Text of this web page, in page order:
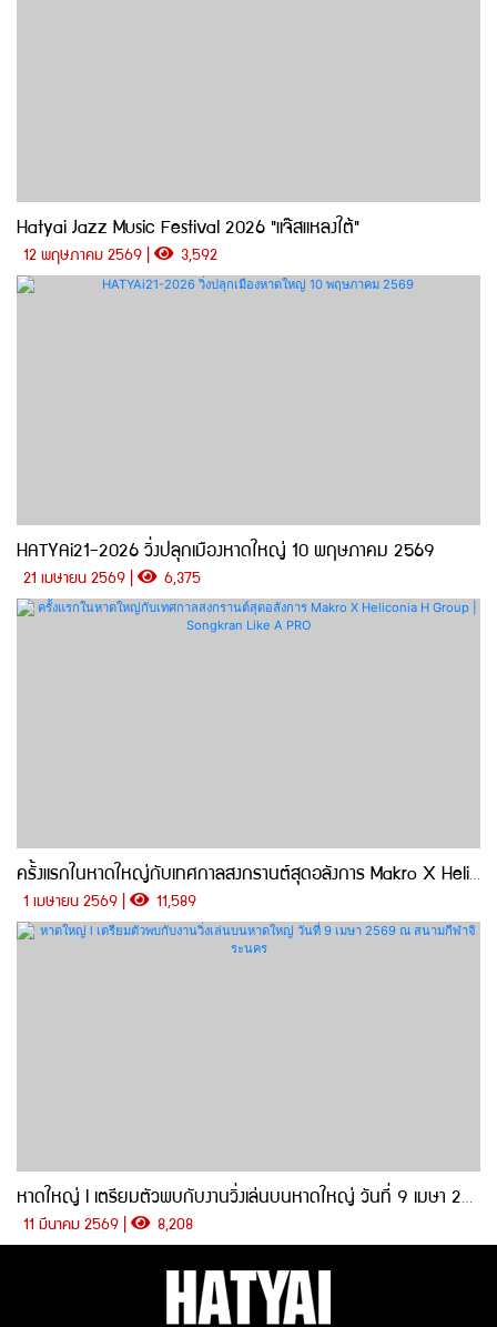
Hatyai Jazz Music Festival 2026 "แจ๊สแหลงใต้"
12 พฤษภาคม 2569 | 3,592
HATYAi21-2026 วิ่งปลุกเมืองหาดใหญ่ 10 พฤษภาคม 2569
21 เมษายน 2569 | 6,375
ครั้งแรกในหาดใหญ่กับเทศกาลสงกรานต์สุดอลังการ Makro X Heliconia H Group | Songkran Like A PRO
1 เมษายน 2569 | 11,589
หาดใหญ่ l เตรียมตัวพบกับงานวิ่งเล่นบนหาดใหญ่ วันที่ 9 เมษา 2569 ณ สนามกีฬาจิระนคร
11 มีนาคม 2569 | 8,208